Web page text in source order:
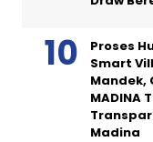
Proses
Smart
Mandek,
MADINA
Madina